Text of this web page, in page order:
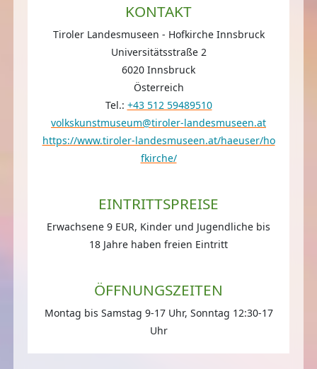
KONTAKT
Tiroler Landesmuseen - Hofkirche Innsbruck
Universitätsstraße 2
6020 Innsbruck
Österreich
Tel.: +43 512 59489510
volkskunstmuseum@tiroler-landesmuseen.at
https://www.tiroler-landesmuseen.at/haeuser/ho
fkirche/
EINTRITTSPREISE
Erwachsene 9 EUR, Kinder und Jugendliche bis
18 Jahre haben freien Eintritt
ÖFFNUNGSZEITEN
Montag bis Samstag 9-17 Uhr, Sonntag 12:30-17
Uhr